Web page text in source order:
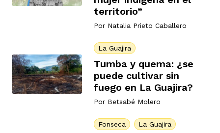
territorio”
Por Natalia Prieto Caballero
La Guajira
Tumba y quema: ¿se
puede cultivar sin
fuego en La Guajira?
Por Betsabé Molero
Fonseca La Guajira